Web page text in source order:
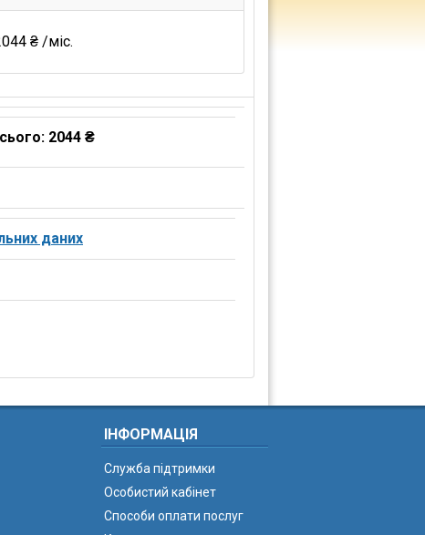
₴ /міс.
2044 ₴
даних
ІНФОРМАЦІЯ
Служба підтримки
Особистий кабінет
Способи оплати послуг